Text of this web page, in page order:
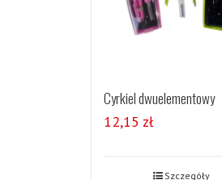
Cyrkiel dwuelementowy
12,15 zł
Szczegóły